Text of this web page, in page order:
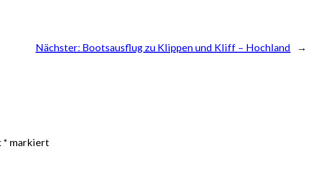
Nächster: Bootsausflug zu Klippen und Kliff – Hochland →
* markiert